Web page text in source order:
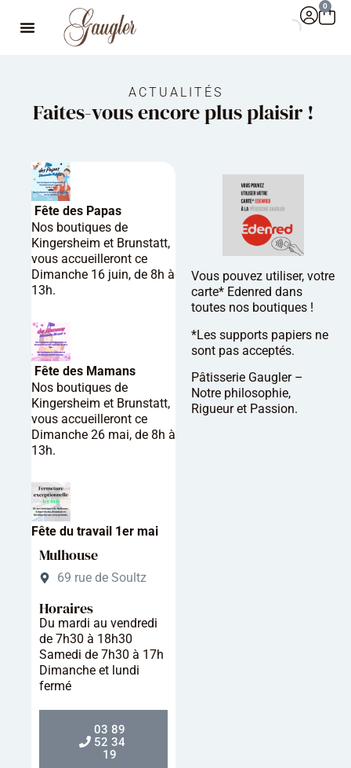
0
ACTUALITÉS
Faites-vous encore plus plaisir !
Fête des Papas
Nos boutiques de
Kingersheim et Brunstatt,
vous accueilleront ce
Dimanche 16 juin, de 8h à
13h.
Fête des Mamans
Nos boutiques de
Kingersheim et Brunstatt,
vous accueilleront ce
Dimanche 26 mai, de 8h à
13h.
Fête du travail 1er mai
Mulhouse
69 rue de Soultz
Horaires
Du mardi au vendredi
de 7h30 à 18h30
Samedi de 7h30 à 17h
Dimanche et lundi
fermé
03 89
52 34
19
Vous pouvez utiliser, votre
carte* Edenred dans
toutes nos boutiques !
*Les supports papiers ne
sont pas acceptés.
Pâtisserie Gaugler –
Notre philosophie,
Rigueur et Passion.